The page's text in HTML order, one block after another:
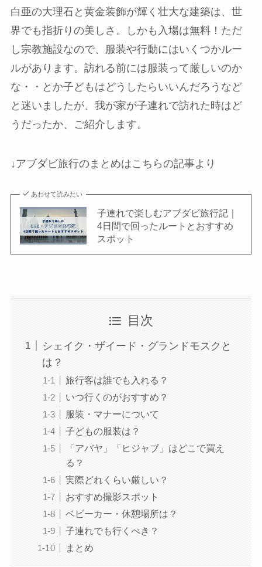
白亜の大理石と黄金装飾が輝く壮大な建築は、世
界でも指折りの美しさ。しかも入場は無料！ただ
し宗教施設なので、服装や行動にはいくつかルー
ルがあります。訪れる前には服装って厳しいのか
な・・とか子どもはどうしたらいいんだろうなど
と迷いましたが、我が家が子連れで訪れた時はど
うだったか、ご紹介します。
↓アブダビ旅行のまとめはこちらの記事より
あわせて読みたい
子連れで楽しむアブダビ旅行記｜
4日間で回ったルートとおすすめ
スポット
目次
シェイク・ザイード・グランドモスクと
は？
旅行客は誰でも入れる？
いつ行くのがおすすめ？
服装・マナーについて
子どもの服装は？
「アバヤ」「ヒジャブ」はどこで買え
る？
実際どれくらい厳しい？
おすすめ撮影スポット
ベビーカー・休憩場所は？
子連れでも行くべき？
まとめ